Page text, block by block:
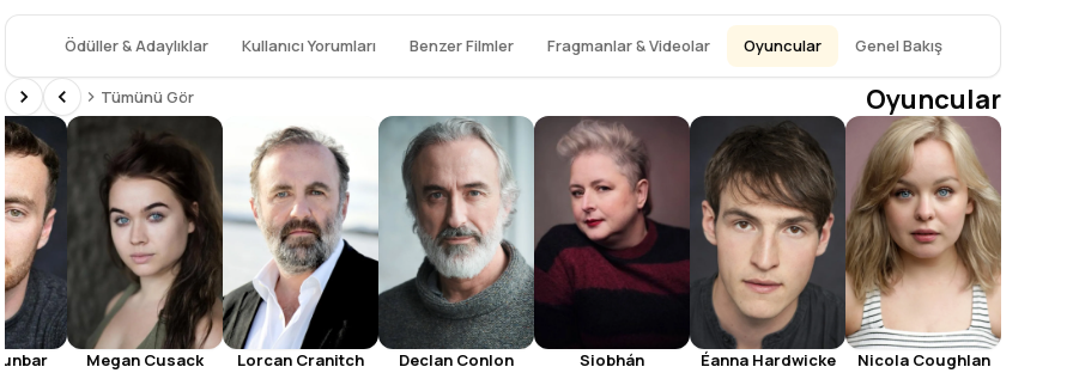
Genel Bakış
Oyuncular
Fragmanlar & Videolar
Benzer Filmler
Kullanıcı Yorumları
Ödüller & Adaylıklar
Oyuncular
Tümünü Gör
Nicola Coughlan
Éanna Hardwicke
Siobhán
Declan Conlon
Lorcan Cranitch
Megan Cusack